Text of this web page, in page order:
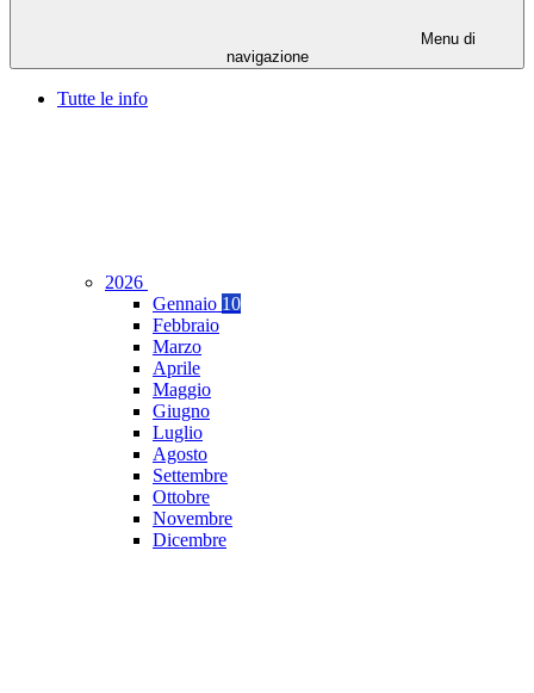
Menu di
navigazione
Tutte le info
2026
Gennaio 10
Febbraio
Marzo
Aprile
Maggio
Giugno
Luglio
Agosto
Settembre
Ottobre
Novembre
Dicembre